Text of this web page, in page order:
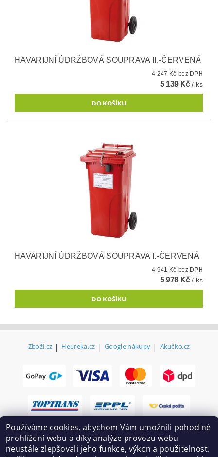
HAVARIJNÍ ÚDRŽBOVÁ SOUPRAVA II.-ČERVENÁ
4 247 Kč bez DPH
5 139 Kč/ ks
HAVARIJNÍ ÚDRŽBOVÁ SOUPRAVA I.-ČERVENÁ
4 941 Kč bez DPH
5 978 Kč/ ks
Zboží.cz | Heureka.cz | Google nákupy | Akučko.cz
Používáme cookies, abychom Vám umožnili pohodlné
prohlížení webu a díky analýze provozu webu
neustále zlepšovali jeho funkce, výkon a použitelnost.